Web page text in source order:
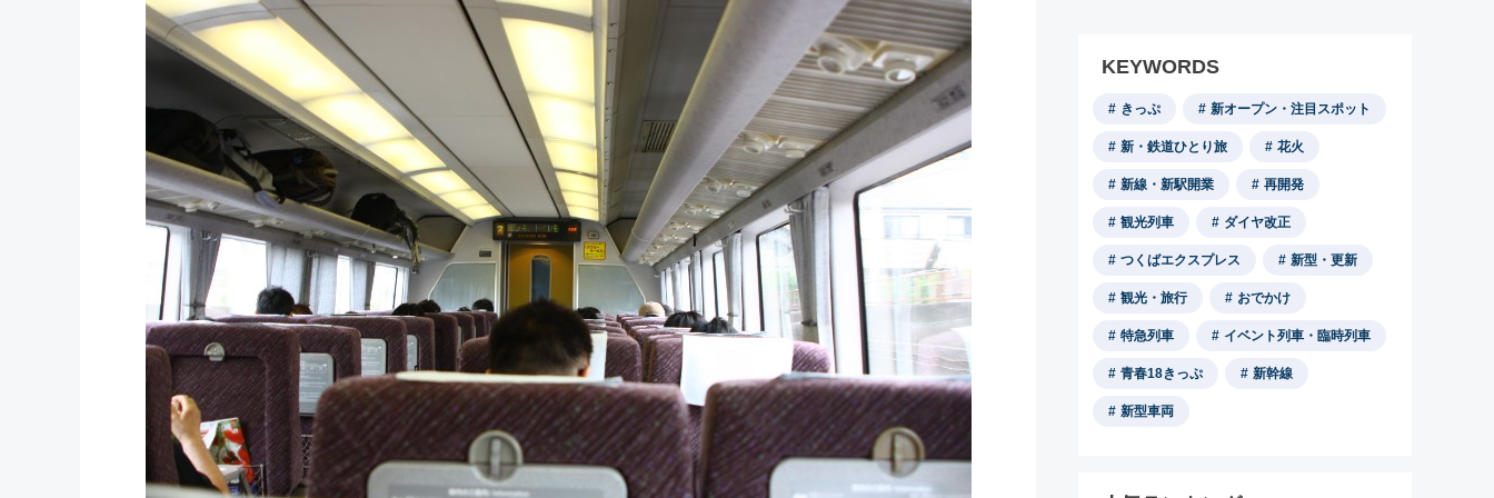
KEYWORDS
きっぷ 新オープン・注目スポット
新・鉄道ひとり旅 花火
新線・新駅開業 再開発
観光列車 ダイヤ改正
つくばエクスプレス 新型・更新
観光・旅行 おでかけ
特急列車 イベント列車・臨時列車
青春18きっぷ 新幹線
新型車両